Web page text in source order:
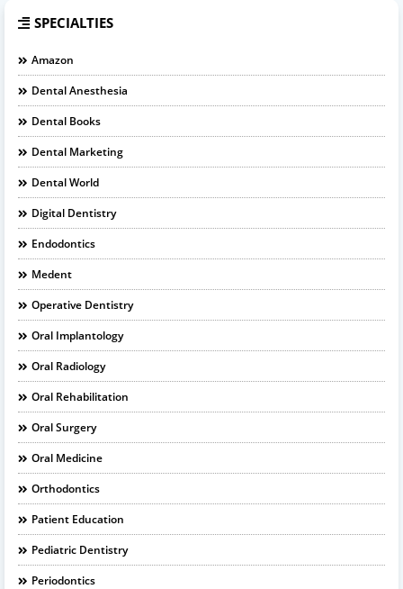
SPECIALTIES
Amazon
Dental Anesthesia
Dental Books
Dental Marketing
Dental World
Digital Dentistry
Endodontics
Medent
Operative Dentistry
Oral Implantology
Oral Radiology
Oral Rehabilitation
Oral Surgery
Oral Medicine
Orthodontics
Patient Education
Pediatric Dentistry
Periodontics